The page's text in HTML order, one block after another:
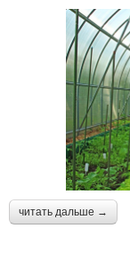
читать дальше →